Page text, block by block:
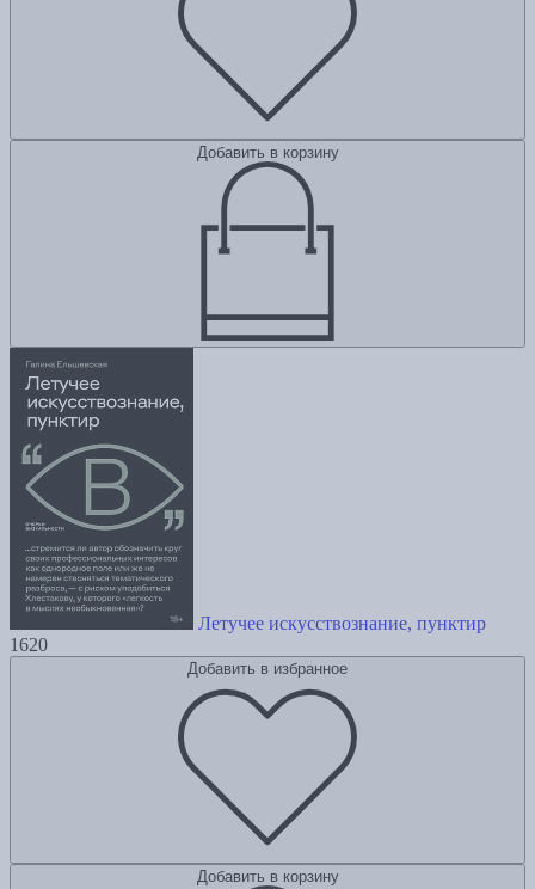
Добавить в корзину
Летучее искусствознание, пунктир
1620
Добавить в избранное
Добавить в корзину